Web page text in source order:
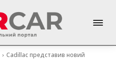
Cadillac представив новий